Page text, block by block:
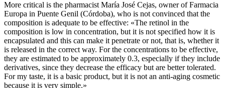
More critical is the pharmacist María José Cejas, owner of Farmacia
Europa in Puente Genil (Córdoba), who is not convinced that the
composition is adequate to be effective: «The retinol in the
composition is low in concentration, but it is not specified how it is
encapsulated and this can make it penetrate or not, that is, whether it
is released in the correct way. For the concentrations to be effective,
they are estimated to be approximately 0.3, especially if they include
derivatives, since they decrease the efficacy but are better tolerated.
For my taste, it is a basic product, but it is not an anti-aging cosmetic
because it is very simple.»